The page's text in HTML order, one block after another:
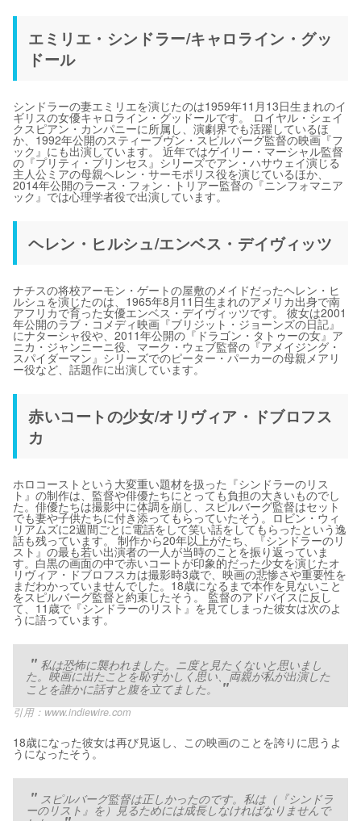
エミリエ・シンドラー/キャロライン・グッ
ドール
シンドラーの妻エミリエを演じたのは1959年11月13日生まれのイ
ギリスの女優キャロライン・グッドールです。 ロイヤル・シェイ
クスピアン・カンパニーに所属し、演劇界でも活躍しているほ
か、1992年公開のスティーブヴン・スピルバーグ監督の映画『フ
ック』にも出演しています。 近年ではゲイリー・マーシャル監督
の『プリティ・プリンセス』シリーズでアン・ハサウェイ演じる
主人公ミアの母親ヘレン・サーモポリス役を演じているほか、
2014年公開のラース・フォン・トリアー監督の『ニンフォマニア
ック』では心理学者役で出演しています。
ヘレン・ヒルシュ/エンベス・デイヴィッツ
ナチスの将校アーモン・ゲートの屋敷のメイドだったヘレン・ヒ
ルシュを演じたのは、1965年8月11日生まれのアメリカ出身で南
アフリカで育った女優エンベス・デイヴィッツです。 彼女は2001
年公開のラブ・コメディ映画『ブリジット・ジョーンズの日記』
にナターシャ役や、2011年公開の『ドラゴン・タトゥーの女』ア
ニカ・ジャンニーニ役、マーク・ウェブ監督の『アメイジング・
スパイダーマン』シリーズでのピーター・パーカーの母親メアリ
ー役など、話題作に出演しています。
赤いコートの少女/オリヴィア・ドブロフス
カ
ホロコーストという大変重い題材を扱った『シンドラーのリス
ト』の制作は、監督や俳優たちにとっても負担の大きいものでし
た。俳優たちは撮影中に体調を崩し、スピルバーグ監督はセット
でも妻や子供たちに付き添ってもらっていたそう。ロビン・ウィ
リアムズに2週間ごとに電話をして笑い話をしてもらったという逸
話も残っています。 制作から20年以上がたち、『シンドラーのリ
スト』の最も若い出演者の一人が当時のことを振り返っていま
す。白黒の画面の中で赤いコートが印象的だった少女を演じたオ
リヴィア・ドブロフスカは撮影時3歳で、映画の悲惨さや重要性を
まだわかっていませんでした。18歳になるまで本作を見ないこと
をスピルバーグ監督と約束したそう。 監督のアドバイスに反し
て、11歳で『シンドラーのリスト』を見てしまった彼女は次のよ
うに語っています。
私は恐怖に襲われました。ニ度と見たくないと思いまし
た。映画に出たことを恥ずかしく思い、両親が私が出演した
ことを誰かに話すと腹を立てました。
引用： www.indiewire.com
18歳になった彼女は再び見返し、この映画のことを誇りに思うよ
うになったそう。
スピルバーグ監督は正しかったのです。私は（『シンドラ
ーのリスト』を）見るためには成長しなければなりませんで